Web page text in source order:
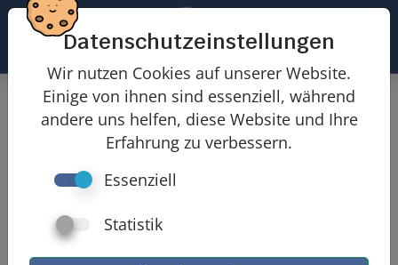
Produkte
Windlasten
Windlasten offene Gebäude
Windlasten offenes Gebäude
Datenschutzeinstellungen
Wir nutzen Cookies auf unserer Website.
Einige von ihnen sind essenziell, während
andere uns helfen, diese Website und Ihre
Erfahrung zu verbessern.
Essenziell
Statistik